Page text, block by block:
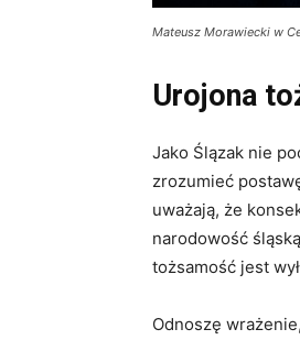
Mateusz Morawiecki w
Urojona
Jako Ślązak nie
zrozumieć
uważają, że
narodowość
tożsamość jest
Odnoszę
4